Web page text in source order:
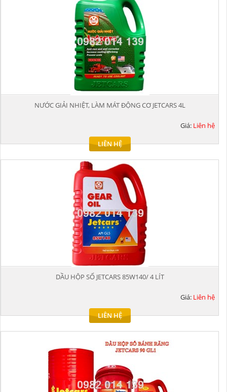
NƯỚC GIẢI NHIỆT, LÀM MÁT ĐỘNG CƠ JETCARS 4L
Giá: Liên hệ
LIÊN HỆ
DẦU HỘP SỐ JETCARS 85W140/ 4 LÍT
Giá: Liên hệ
LIÊN HỆ